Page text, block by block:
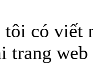
có viết
trang